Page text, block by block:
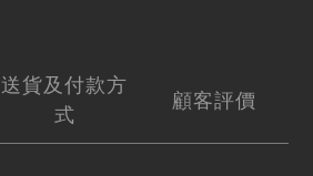
送貨及付款方
式
顧客評價